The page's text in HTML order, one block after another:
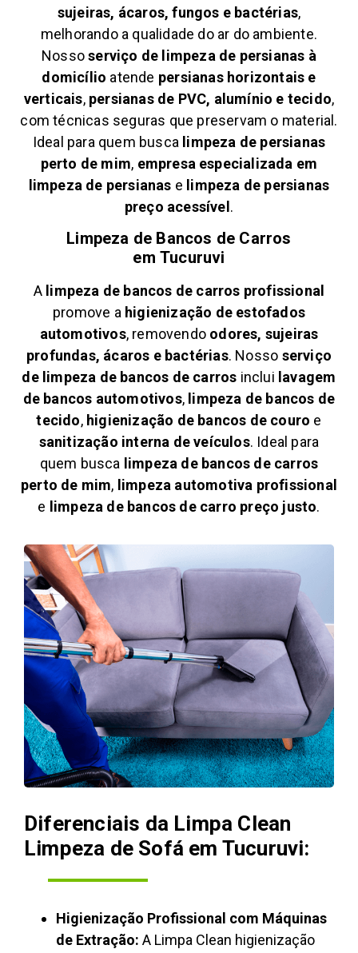
sujeiras, ácaros, fungos e bactérias,
melhorando a qualidade do ar do ambiente.
Nossoserviço de limpeza de persianas à
domicílio atende persianas horizontais e
verticais, persianas de PVC, alumínio e tecido,
com técnicas seguras que preservam o material.
Ideal para quem busca limpeza de persianas
perto de mim, empresa especializada em
limpeza de persianas e limpeza de persianas
preço acessível.
Limpeza de Bancos de Carros
em Tucuruvi
A limpeza de bancos de carros profissional
promove a higienização de estofados
automotivos, removendo odores, sujeiras
profundas, ácaros e bactérias. Nosso serviço
de limpeza de bancos de carros inclui lavagem
de bancos automotivos, limpeza de bancos de
tecido, higienização de bancos de couro e
sanitização interna de veículos. Ideal para
quem busca limpeza de bancos de carros
perto de mim, limpeza automotiva profissional
e limpeza de bancos de carro preço justo.
Diferenciais da Limpa Clean
Limpeza de Sofá em Tucuruvi:
Higienização Profissional com Máquinas
de Extração: A Limpa Clean higienização